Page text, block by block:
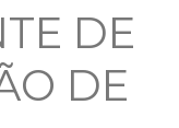
DE
DE